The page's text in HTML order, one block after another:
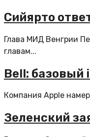
Сийярто
Глава МИД Венгрии
главам...
Bell: базовый
Компания Apple
Зеленский